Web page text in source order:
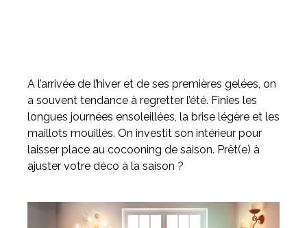
ressemble.
A l’arrivée de l’hiver et de ses premières gelées, on
a souvent tendance à regretter l’été. Finies les
longues journées ensoleillées, la brise légère et les
maillots mouillés. On investit son intérieur pour
laisser place au cocooning de saison. Prêt(e) à
ajuster votre déco à la saison ?